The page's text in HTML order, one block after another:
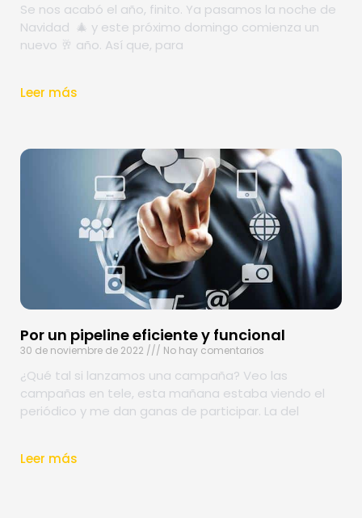
Se nos acabó el año, finito. Ya pasamos la noche de
Navidad 🎄 y este próximo domingo comienza un
nuevo 🥂 año. Así que, para
Leer más
Por un pipeline eficiente y funcional
30 de noviembre de 2022 No hay comentarios
¿Qué tal si lanzamos una campaña? Veo las
campañas en tele, esta mañana estaba viendo el
periódico y me dan ganas de participar. La del
Leer más